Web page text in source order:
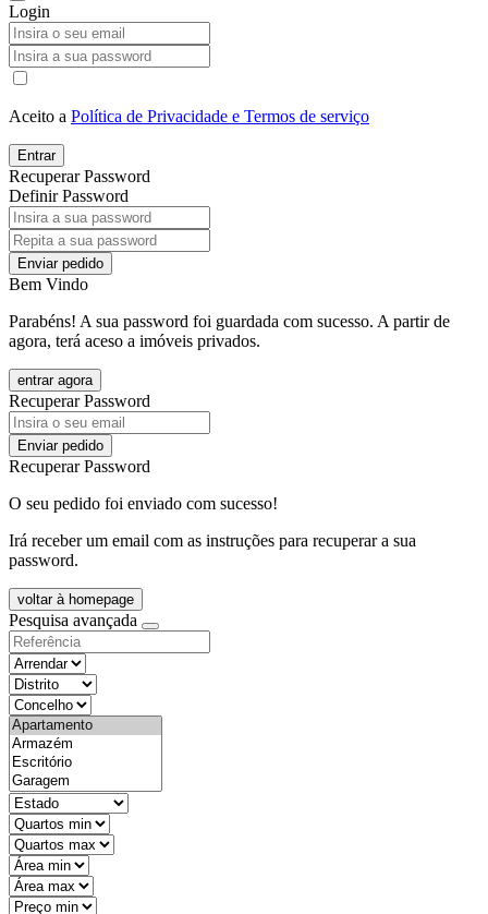
Login
Aceito a Política de Privacidade e Termos de serviço
Entrar
Recuperar Password
Definir Password
Enviar pedido
Bem Vindo
Parabéns! A sua password foi guardada com sucesso. A partir de
agora, terá aceso a imóveis privados.
entrar agora
Recuperar Password
Enviar pedido
Recuperar Password
O seu pedido foi enviado com sucesso!
Irá receber um email com as instruções para recuperar a sua
password.
voltar à homepage
Pesquisa avançada
objective
districtId
countyId
types
state
mintypo
maxtypo
minarea
maxarea
minprice